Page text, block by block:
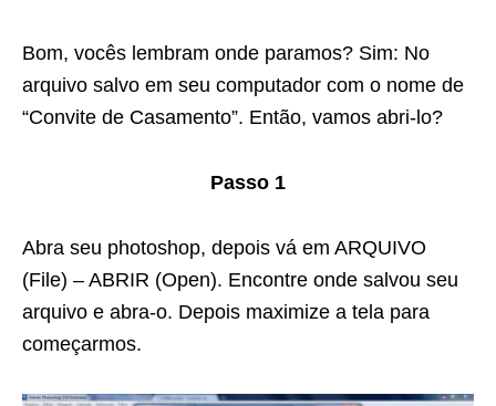
Bom, vocês lembram onde paramos? Sim: No
arquivo salvo em seu computador com o nome de
“Convite de Casamento”. Então, vamos abri-lo?
Passo 1
Abra seu photoshop, depois vá em ARQUIVO
(File) – ABRIR (Open). Encontre onde salvou seu
arquivo e abra-o. Depois maximize a tela para
começarmos.